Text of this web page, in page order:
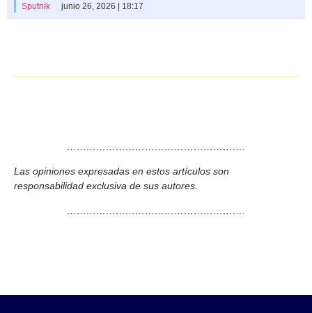
Sputnik junio 26, 2026 | 18:17
……………………………………………….
Las opiniones expresadas en estos artículos son
responsabilidad exclusiva de sus autores.
……………………………………………….